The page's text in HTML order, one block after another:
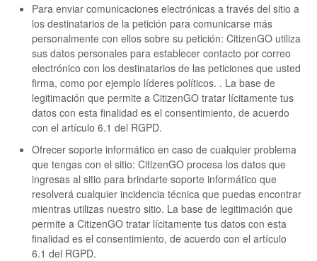
Para enviar comunicaciones electrónicas a través del sitio a
los destinatarios de la petición para comunicarse más
personalmente con ellos sobre su petición: CitizenGO utiliza
sus datos personales para establecer contacto por correo
electrónico con los destinatarios de las peticiones que usted
firma, como por ejemplo líderes políticos. . La base de
legitimación que permite a CitizenGO tratar lícitamente tus
datos con esta finalidad es el consentimiento, de acuerdo
con el artículo 6.1 del RGPD.
Ofrecer soporte informático en caso de cualquier problema
que tengas con el sitio: CitizenGO procesa los datos que
ingresas al sitio para brindarte soporte informático que
resolverá cualquier incidencia técnica que puedas encontrar
mientras utilizas nuestro sitio. La base de legitimación que
permite a CitizenGO tratar lícitamente tus datos con esta
finalidad es el consentimiento, de acuerdo con el artículo
6.1 del RGPD.